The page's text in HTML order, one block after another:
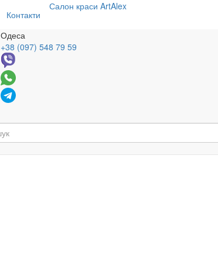
Контакти
Салон краси ArtAlex
Одеса
+38 (097) 548 79 59